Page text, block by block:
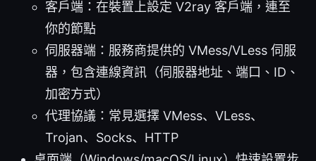
客戶端：在裝置上設定 V2ray 客戶端，連至
你的節點
伺服器端：服務商提供的 VMess/VLess 伺服
器，包含連線資訊（伺服器地址、端口、ID、
加密方式）
代理協議：常見選擇 VMess、VLess、
Trojan、Socks、HTTP